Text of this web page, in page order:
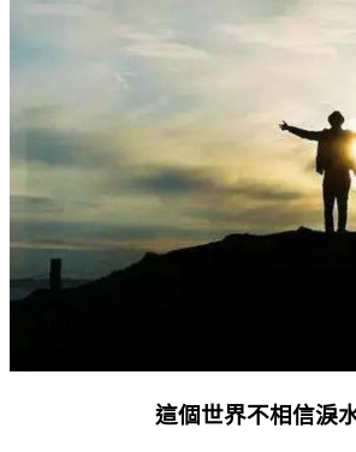
這個世界不相信淚